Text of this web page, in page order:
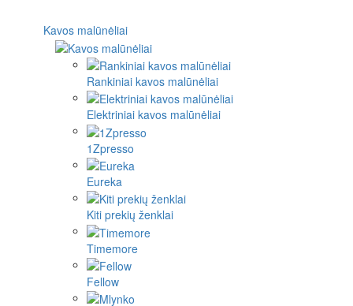
Kavos malūnėliai
Rankiniai kavos malūnėliai
Elektriniai kavos malūnėliai
1Zpresso
Eureka
Kiti prekių ženklai
Timemore
Fellow